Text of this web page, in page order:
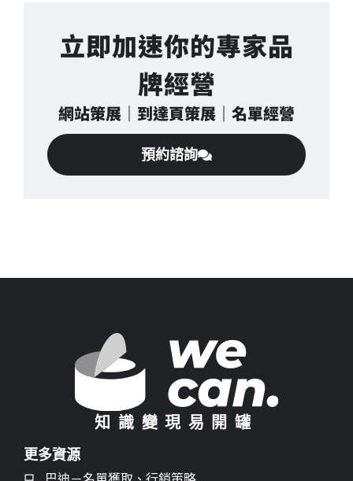
立即加速你的專家品
牌經營
網站策展｜到達頁策展｜名單經營
預約諮詢
知識變現易開罐
更多資源